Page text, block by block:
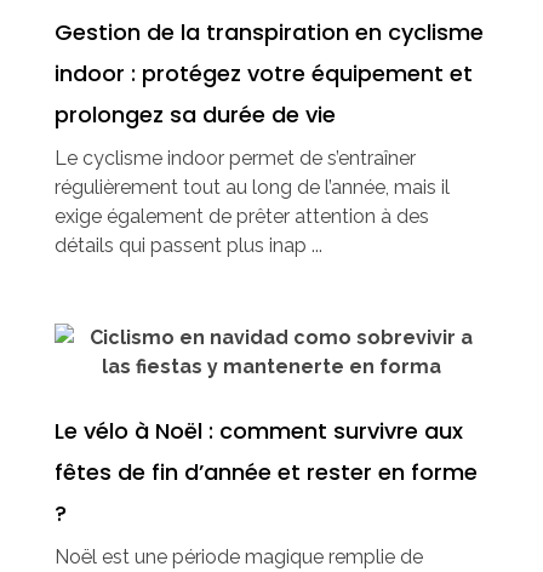
Gestion de la transpiration en cyclisme
indoor : protégez votre équipement et
prolongez sa durée de vie
Le cyclisme indoor permet de s’entraîner
régulièrement tout au long de l’année, mais il
exige également de prêter attention à des
détails qui passent plus inap ...
Le vélo à Noël : comment survivre aux
fêtes de fin d’année et rester en forme
?
Noël est une période magique remplie de